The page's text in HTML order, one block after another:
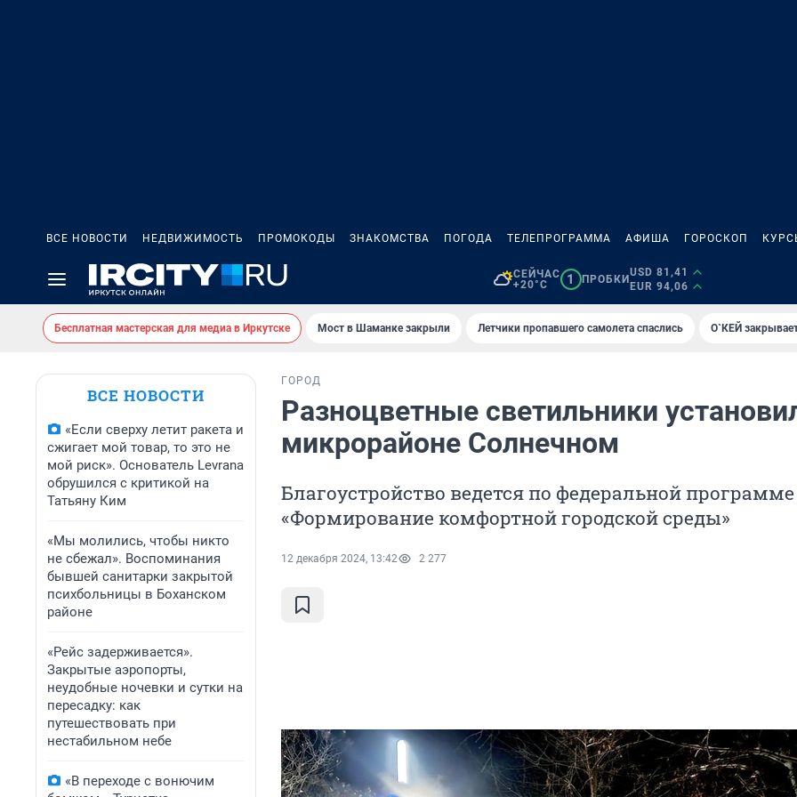
ВСЕ НОВОСТИ НЕДВИЖИМОСТЬ ПРОМОКОДЫ ЗНАКОМСТВА ПОГОДА ТЕЛЕПРОГРАММА АФИША ГОРОСКОП
СЕЙЧАС
+20°C
1 ПРОБКИ
USD 81,41
EUR 94,06
Бесплатная мастерская для медиа в Иркутске Мост в Шаманке закрыли Летчики пропавшего самолета спаслись О`КЕЙ
ВСЕ НОВОСТИ
«Если сверху летит ракета и
сжигает мой товар, то это не
мой риск». Основатель Levrana
обрушился с критикой на
Татьяну Ким
«Мы молились, чтобы никто
не сбежал». Воспоминания
бывшей санитарки закрытой
психбольницы в Боханском
районе
«Рейс задерживается».
Закрытые аэропорты,
неудобные ночевки и сутки на
пересадку: как
путешествовать при
нестабильном небе
«В переходе с вонючим
ГОРОД
Разноцветные светильники
микрорайоне Солнечном
Благоустройство ведется по федеральной программе
«Формирование комфортной городской среды»
12 декабря 2024, 13:42 2 277